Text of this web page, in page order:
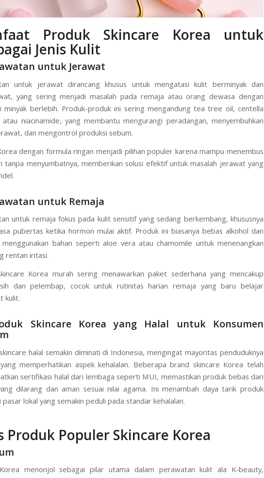
Produk Skincare Korea untuk
Jenis Kulit
untuk Jerawat
untuk jerawat dirancang khusus untuk mengatasi kulit berminyak dan
yang sering menjadi masalah pada remaja atau orang dewasa dengan
atau niacinamide, yang membantu mengurangi peradangan, menyembuhkan
dan mengontrol produksi sebum.
tanpa menyumbatnya, memberikan solusi efektif untuk masalah jerawat yang
untuk Remaja
untuk remaja fokus pada kulit sensitif yang sedang berkembang, khususnya
bahan seperti aloe vera atau chamomile untuk menenangkan
rentan iritasi.
dan pelembap, cocok untuk rutinitas harian remaja yang baru belajar
Skincare Korea yang Halal untuk Konsumen
halal semakin diminati di Indonesia, mengingat mayoritas penduduknya
memperhatikan aspek kehalalan. Beberapa brand skincare Korea telah
pasar lokal yang semakin peduli pada standar kehalalan.
Produk Populer Skincare Korea